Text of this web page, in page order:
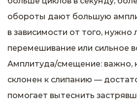
обороты дают большую
в зависимости от того, нужно
перемешивание или сильное
Амплитуда/смещение: важно,
склонен к слипанию —
помогает вытеснить